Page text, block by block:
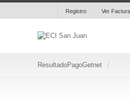
Registro Ver
ResultadoPagoGetnet